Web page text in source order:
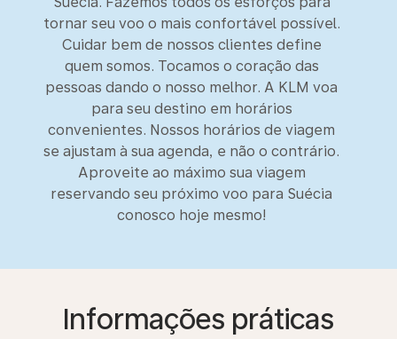
tornar seu voo o mais confortável possível.
Cuidar bem de nossos clientes define
quem somos. Tocamos o coração das
pessoas dando o nosso melhor. A KLM voa
para seu destino em horários
convenientes. Nossos horários de viagem
se ajustam à sua agenda, e não o contrário.
Aproveite ao máximo sua viagem
reservando seu próximo voo para Suécia
conosco hoje mesmo!
Informações práticas